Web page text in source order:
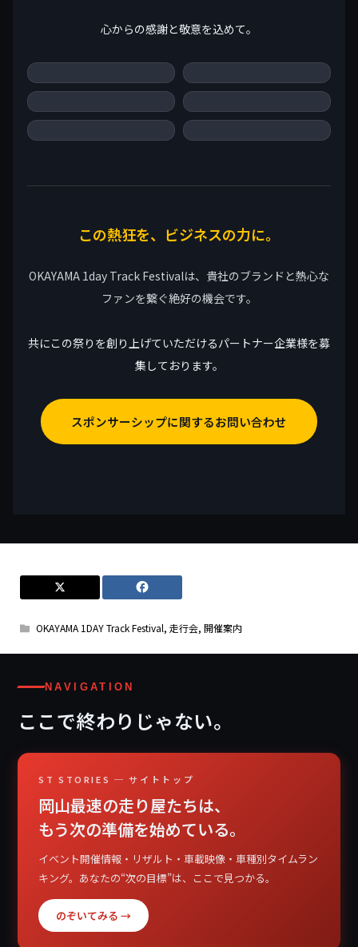
心からの感謝と敬意を込めて。
この熱狂を、ビジネスの力に。
OKAYAMA 1day Track Festivalは、貴社のブランドと熱心な
ファンを繋ぐ絶好の機会です。
共にこの祭りを創り上げていただけるパートナー企業様を募
集しております。
スポンサーシップに関するお問い合わせ
OKAYAMA 1DAY Track Festival, 走行会, 開催案内
NAVIGATION
ここで終わりじゃない。
ST STORIES ─ サイトトップ
岡山最速の走り屋たちは、
もう次の準備を始めている。
イベント開催情報・リザルト・車載映像・車種別タイムラン
キング。あなたの“次の目標”は、ここで見つかる。
のぞいてみる →